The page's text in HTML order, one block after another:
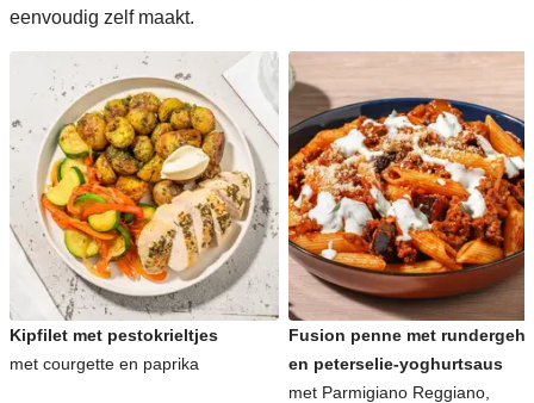
eenvoudig zelf maakt.
Kipfilet met pestokrieltjes
met courgette en paprika
Fusion penne met
en peterselie-yoghurtsaus
met Parmigiano Reggiano,